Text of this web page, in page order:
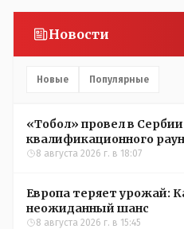
Новости
Новые Популярные
«Тобол» провел в
квалификационного
УЕФА
8 августа 2026 г. в 18:07
Европа теряет урожай:
неожиданный шанс
8 августа 2026 г. в 15:45